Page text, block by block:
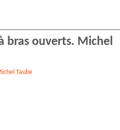
bras ouverts. Michel
Taube